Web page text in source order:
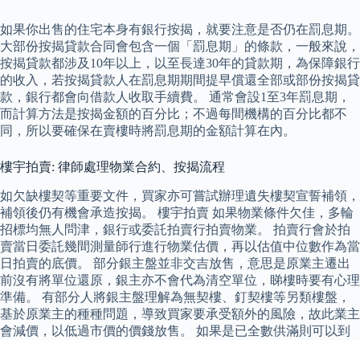
如果你出售的住宅本身有銀行按揭，就要注意是否仍在罰息期。
大部份按揭貸款合同會包含一個「罰息期」的條款，一般來說，
按揭貸款都涉及10年以上，以至長達30年的貸款期，為保障銀行
的收入，若按揭貸款人在罰息期期間提早償還全部或部份按揭貸
款，銀行都會向借款人收取手續費。 通常會設1至3年罰息期，
而計算方法是按揭金額的百分比；不過每間機構的百分比都不
同，所以要確保在賣樓時將罰息期的金額計算在內。
樓宇拍賣: 律師處理物業合約、按揭流程
如欠缺樓契等重要文件，買家亦可嘗試辦理遺失樓契宣誓補領，
補領後仍有機會承造按揭。 樓宇拍賣 如果物業條件欠佳，多輪
招標均無人問津，銀行或委託拍賣行拍賣物業。 拍賣行會於拍
賣當日委託幾間測量師行進行物業估價，再以估值中位數作為當
日拍賣的底價。 部分銀主盤並非交吉放售，意思是原業主遷出
前沒有將單位還原，銀主亦不會代為清空單位，睇樓時要有心理
準備。 有部分人將銀主盤理解為無契樓、釘契樓等另類樓盤，
基於原業主的種種問題，導致買家要承受額外的風險，故此業主
會減價，以低過市價的價錢放售。 如果是已全數供滿則可以到